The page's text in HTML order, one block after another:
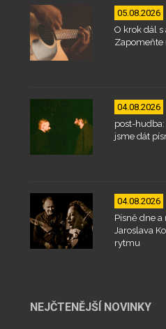
05.08.2026
O krok dál
04.08.2026
post-
jsme dát
04.08.2026
Písně dne a
Jaroslava
rytmu
NEJČTENĚJŠÍ NOVINKY